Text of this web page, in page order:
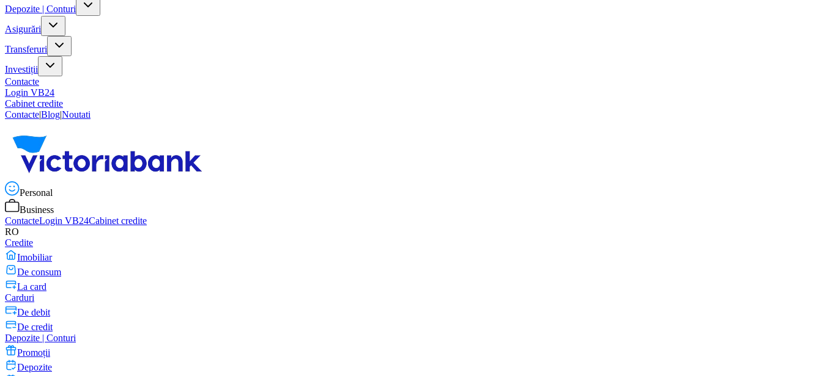
Depozite | Conturi
Asigurări
Transferuri
Investiții
Contacte
Login VB24
Cabinet credite
Contacte|Blog|Noutati
Personal
Business
ContacteLogin VB24Cabinet credite
RO
Credite
Imobiliar
De consum
La card
Carduri
De debit
De credit
Depozite | Conturi
Promoții
Depozite